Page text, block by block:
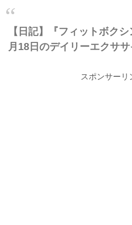
【日記】『フィットボク
月18日のデイリーエクサ
スポンサーリ